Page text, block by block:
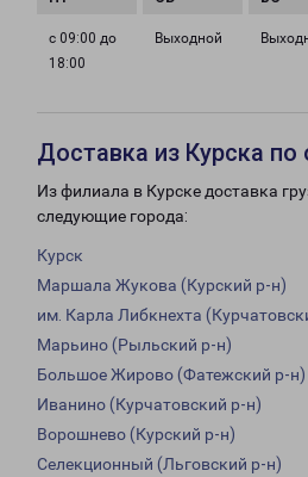
с 09:00 до
18:00
Выходной
Доставка из Курска по
Из филиала в Курске доставка
следующие города:
Курск
Маршала Жукова (Курский р-н)
им. Карла Либкнехта
Марьино (Рыльский р-н)
Большое Жирово (Фатежский р-н)
Иванино (Курчатовский р-н)
Ворошнево (Курский р-н)
Селекционный (Льговский р-н)